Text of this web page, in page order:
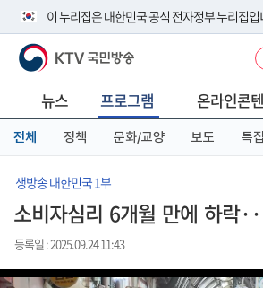
이 누리집은 대한민국 공식 전자정부 누리집
공식 누리집 주소 확인하기
니다.
이밖에 or.kr 또는 .kr등 다른 도메인 주소를 사
서 도메인 주소를 확인해 보세요
KTV 국민방송
뉴스 프로그램 온라인콘
전체 정책 문화/교양 보도 특집
생방송 대한민국 1부
소비자심리 6개월 만에 하락
등록일 : 2025.09.24 11:43